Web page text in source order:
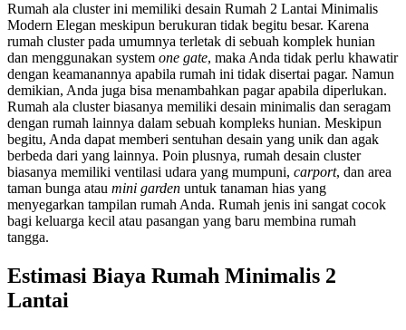
Rumah ala cluster ini memiliki desain Rumah 2 Lantai Minimalis
Modern Elegan meskipun berukuran tidak begitu besar. Karena
rumah cluster pada umumnya terletak di sebuah komplek hunian
dan menggunakan system one gate, maka Anda tidak perlu khawatir
dengan keamanannya apabila rumah ini tidak disertai pagar. Namun
demikian, Anda juga bisa menambahkan pagar apabila diperlukan.
Rumah ala cluster biasanya memiliki desain minimalis dan seragam
dengan rumah lainnya dalam sebuah kompleks hunian. Meskipun
begitu, Anda dapat memberi sentuhan desain yang unik dan agak
berbeda dari yang lainnya. Poin plusnya, rumah desain cluster
biasanya memiliki ventilasi udara yang mumpuni, carport, dan area
taman bunga atau mini garden untuk tanaman hias yang
menyegarkan tampilan rumah Anda. Rumah jenis ini sangat cocok
bagi keluarga kecil atau pasangan yang baru membina rumah
tangga.
Estimasi Biaya Rumah Minimalis 2
Lantai